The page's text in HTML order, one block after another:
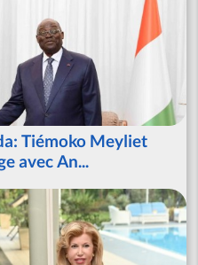
Tiémoko Meyliet
avec An...